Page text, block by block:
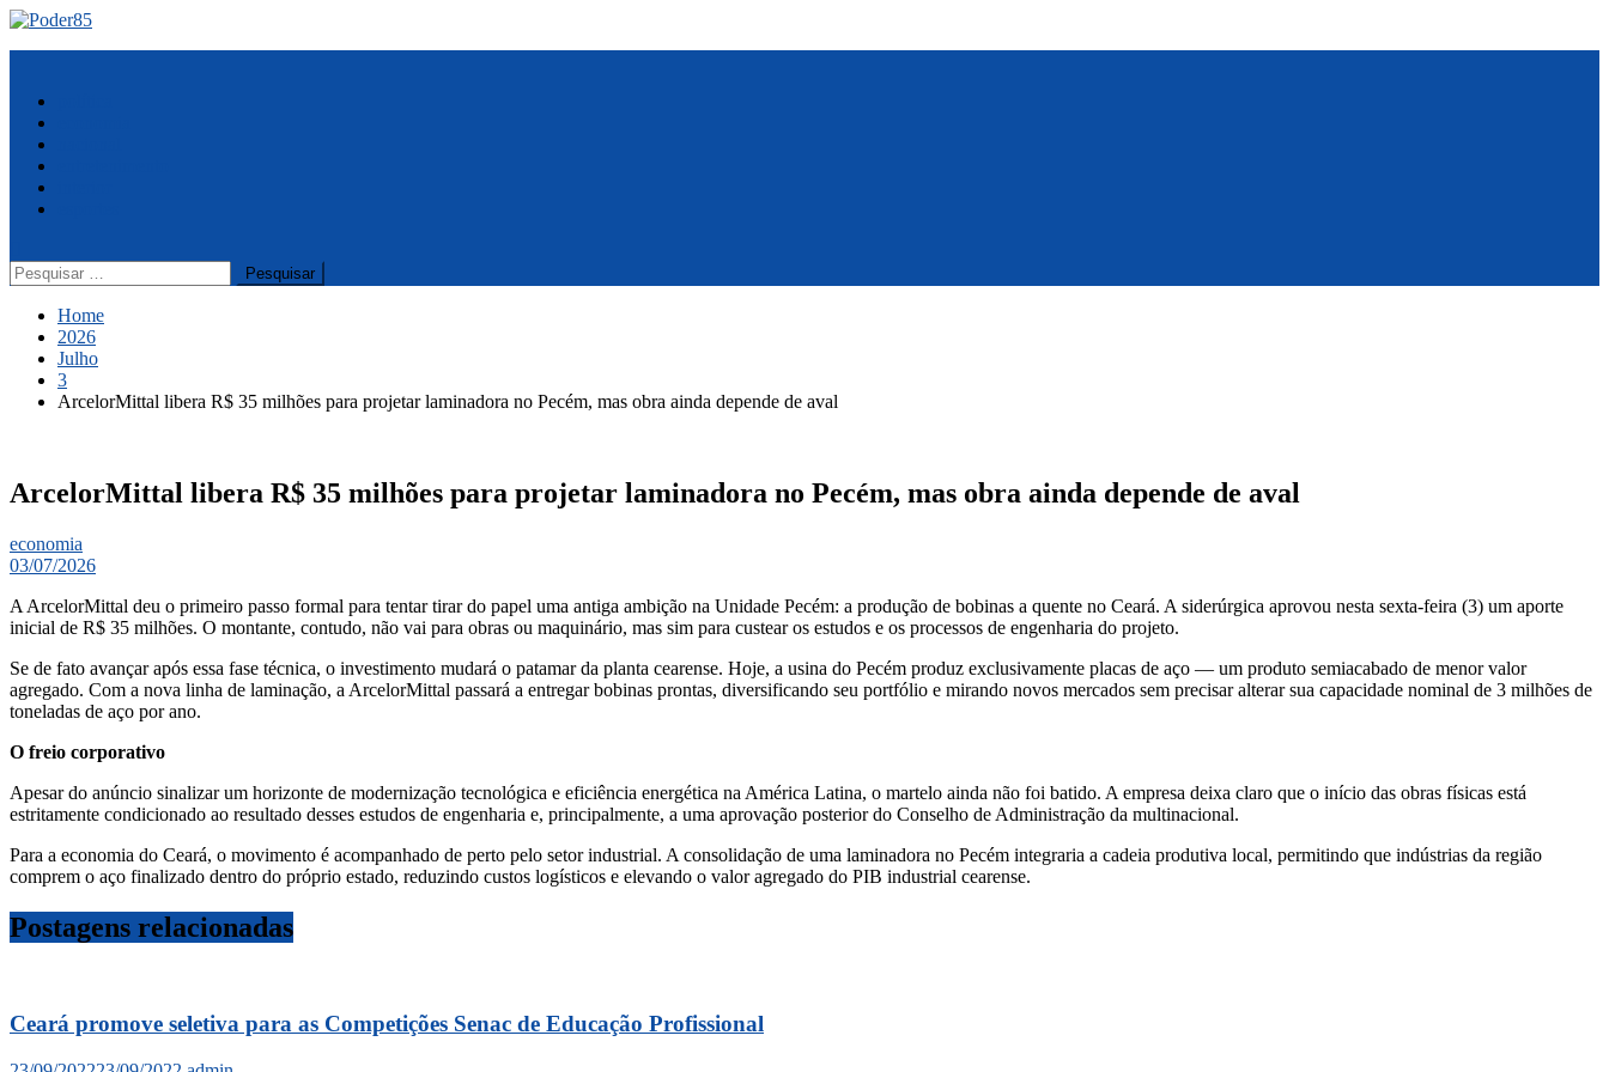
Skip
Pesquisar
por:
Home
2026
Julho
3
​ArcelorMittal libera R$ 35 milhões para projetar laminadora no Pecém, mas obra ainda depende de aval
​ArcelorMittal libera R$ 35 milhões para projetar laminadora no Pecém, mas obra ainda depende de aval
economia
03/07/2026
​A ArcelorMittal deu o primeiro passo formal para tentar tirar do papel uma antiga ambição na Unidade Pecém: a produção de bobinas a quente no Ceará. A siderúrgica aprovou nesta sexta-feira (3) um aporte
inicial de R$ 35 milhões. O montante, contudo, não vai para obras ou maquinário, mas sim para custear os estudos e os processos de engenharia do projeto.
​Se de fato avançar após essa fase técnica, o investimento mudará o patamar da planta cearense. Hoje, a usina do Pecém produz exclusivamente placas de aço — um produto semiacabado de menor valor
agregado. Com a nova linha de laminação, a ArcelorMittal passará a entregar bobinas prontas, diversificando seu portfólio e mirando novos mercados sem precisar alterar sua capacidade nominal de 3 milhões de
toneladas de aço por ano.
​O freio corporativo
Apesar do anúncio sinalizar um horizonte de modernização tecnológica e eficiência energética na América Latina, o martelo ainda não foi batido. A empresa deixa claro que o início das obras físicas está
estritamente condicionado ao resultado desses estudos de engenharia e, principalmente, a uma aprovação posterior do Conselho de Administração da multinacional.
​Para a economia do Ceará, o movimento é acompanhado de perto pelo setor industrial. A consolidação de uma laminadora no Pecém integraria a cadeia produtiva local, permitindo que indústrias da região
comprem o aço finalizado dentro do próprio estado, reduzindo custos logísticos e elevando o valor agregado do PIB industrial cearense.
Postagens relacionadas
Ceará promove seletiva para as Competições Senac de Educação Profissional